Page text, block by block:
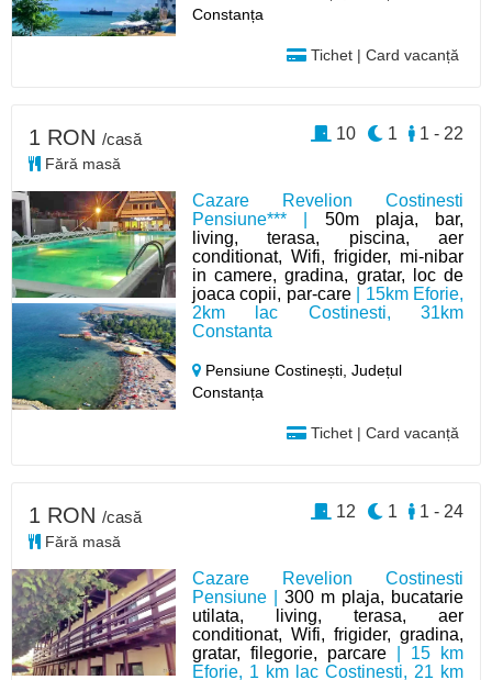
Constanța
Tichet | Card vacanță
Cazare Revelion Costinesti
Pensiune*** | 50m plaja, bar,
living, terasa, piscina, aer
conditionat, Wifi, frigider, mi-nibar
in camere, gradina, gratar, loc de
joaca copii, par-care| 15km Eforie,
2km lac Costinesti, 31km
Constanta
Pensiune Costinești,Județul
Constanța
Tichet | Card vacanță
1 RON /casă
Fără masă
1 - 22
1
10
Cazare Revelion Costinesti
Pensiune |300 m plaja, bucatarie
utilata, living, terasa, aer
conditionat, Wifi, frigider, gradina,
gratar, filegorie, parcare | 15 km
Eforie, 1 km lac Costinesti, 21 km
1 RON /casă
Fără masă
1 - 24
1
12